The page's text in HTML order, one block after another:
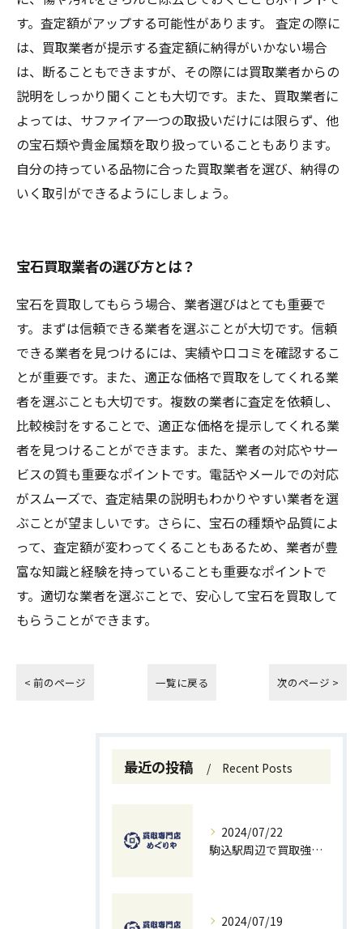
す。査定額がアップする可能性があります。 査定の際に
は、買取業者が提示する査定額に納得がいかない場合
は、断ることもできますが、その際には買取業者からの
説明をしっかり聞くことも大切です。また、買取業者に
よっては、サファイア一つの取扱いだけには限らず、他
の宝石類や貴金属類を取り扱っていることもあります。
自分の持っている品物に合った買取業者を選び、納得の
いく取引ができるようにしましょう。
宝石買取業者の選び方とは？
宝石を買取してもらう場合、業者選びはとても重要で
す。まずは信頼できる業者を選ぶことが大切です。信頼
できる業者を見つけるには、実績や口コミを確認するこ
とが重要です。また、適正な価格で買取をしてくれる業
者を選ぶことも大切です。複数の業者に査定を依頼し、
比較検討をすることで、適正な価格を提示してくれる業
者を見つけることができます。また、業者の対応やサー
ビスの質も重要なポイントです。電話やメールでの対応
がスムーズで、査定結果の説明もわかりやすい業者を選
ぶことが望ましいです。さらに、宝石の種類や品質によ
って、査定額が変わってくることもあるため、業者が豊
富な知識と経験を持っていることも重要なポイントで
す。適切な業者を選ぶことで、安心して宝石を買取して
もらうことができます。
< 前のページ 一覧に戻る 次のページ >
最近の投稿 Recent Posts
2024/07/22
駒込駅周辺で買取強化中！お得に売るための秘訣
2024/07/19